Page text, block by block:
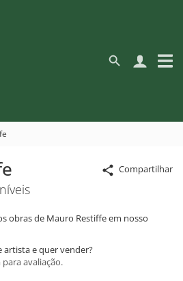
Compartilhar
obras de Mauro Restiffe em nosso
artista e quer vender?
avaliação.